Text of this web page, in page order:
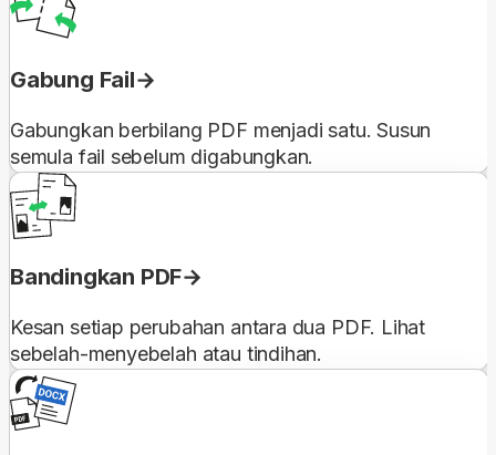
Gabung Fail
Gabungkan berbilang PDF menjadi satu. Susun
semula fail sebelum digabungkan.
Bandingkan PDF
Kesan setiap perubahan antara dua PDF. Lihat
sebelah-menyebelah atau tindihan.